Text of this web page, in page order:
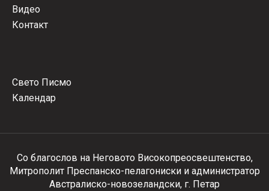
Видео
Контакт
Свето Писмо
Календар
Со благослов на Неговото Високопреосвештенство,
Митрополит Преспанско-пелагониски и администратор
Австралиско-новозеландски, г. Петар